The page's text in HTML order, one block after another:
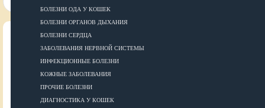
БОЛЕЗНИ ОДА У КОШЕК
БОЛЕЗНИ ОРГАНОВ ДЫХАНИЯ
БОЛЕЗНИ СЕРДЦА
ЗАБОЛЕВАНИЯ НЕРВНОЙ СИСТЕМЫ
ИНФЕКЦИОННЫЕ БОЛЕЗНИ
КОЖНЫЕ ЗАБОЛЕВАНИЯ
ПРОЧИЕ БОЛЕЗНИ
ДИАГНОСТИКА У КОШЕК
ВСЕ О КОШКАХ